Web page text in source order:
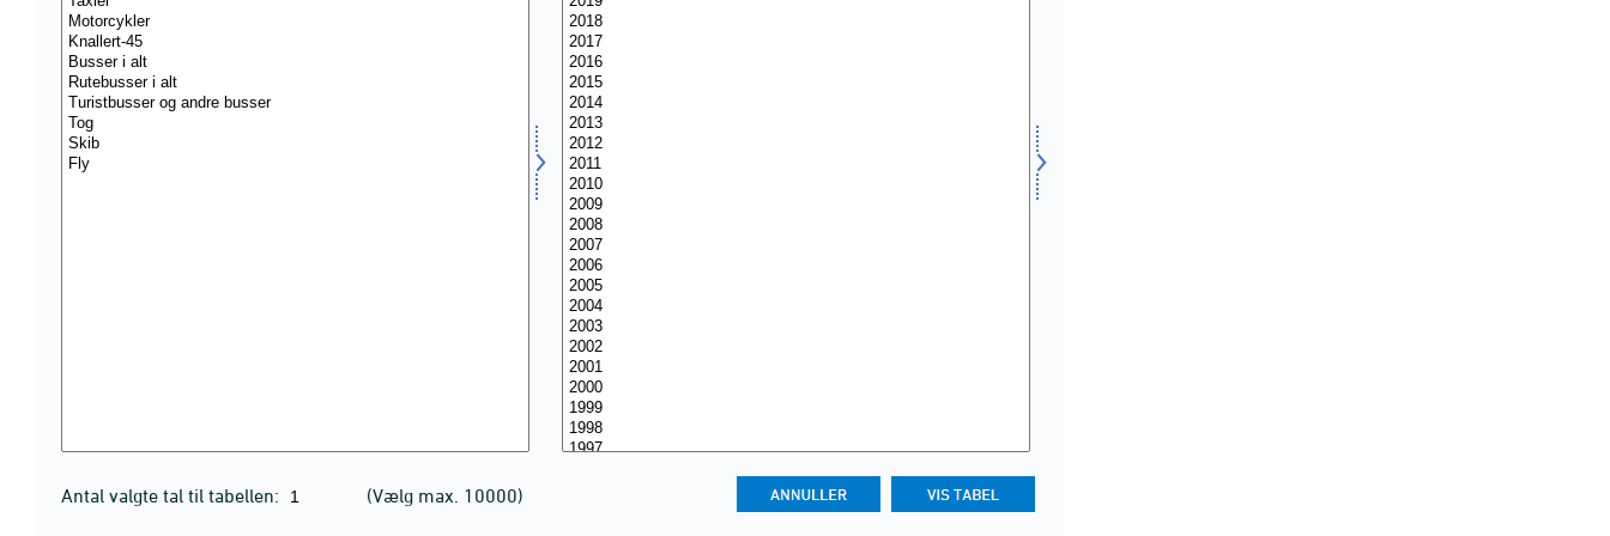
Antal valgte tal til tabellen: (Vælg max. 10000)